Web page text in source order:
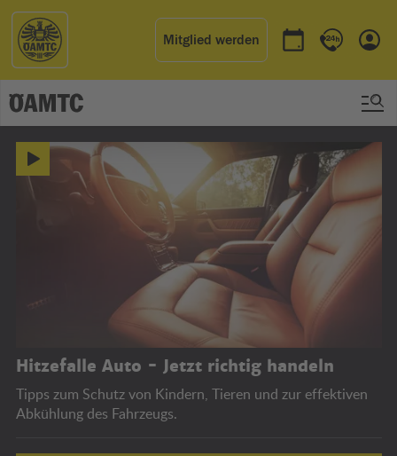
Mitglied werden
Termin buchen
Kontakt &
ÖAMTC
Hitzefalle Auto - Jetzt richtig handeln
Tipps zum Schutz von Kindern, Tieren und zur effektiven
Abkühlung des Fahrzeugs.